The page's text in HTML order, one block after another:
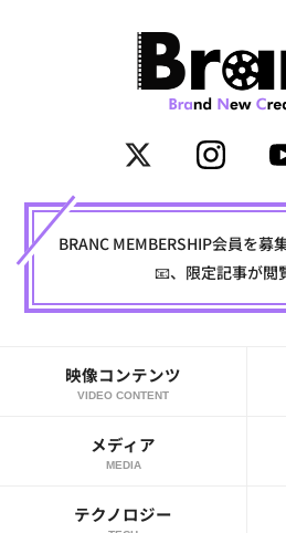
BRANC MEMBERSHIP会員を募
📧、限定記事が閲
映像コンテンツ
VIDEO CONTENT
メディア
MEDIA
テクノロジー